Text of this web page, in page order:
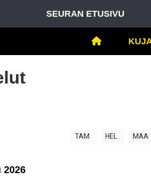
SEURAN ETUSIVU
TAM HEL MAA
2026